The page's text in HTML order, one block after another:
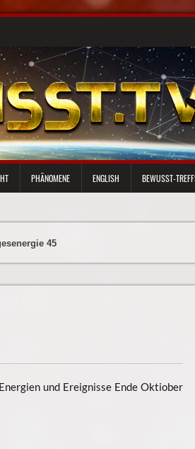
PHÄNOMENE ENGLISH BEWUSST-TREFFS
45
und Ereignisse Ende Oktiober